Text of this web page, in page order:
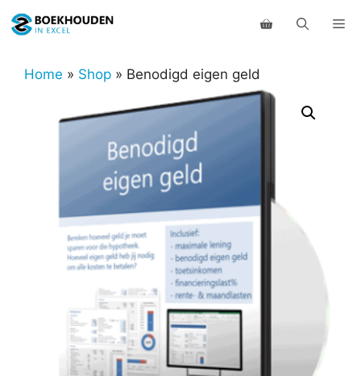
naar
inhoudHome » Shop » Benodigd eigen geld